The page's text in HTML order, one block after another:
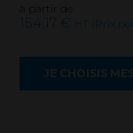
Ce que nous vous
Comment nous
à partir de
154,17 € HT (Prix
JE CHOISIS